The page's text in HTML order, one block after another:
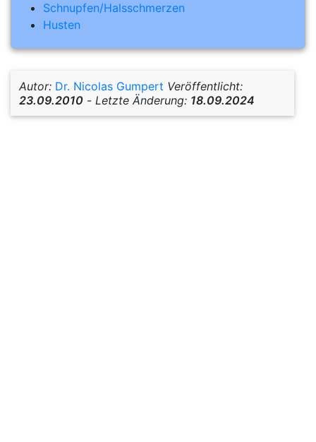
Schnupfen/Halsschmerzen
Husten
Autor: Dr. Nicolas Gumpert Veröffentlicht:
23.09.2010 - Letzte Änderung: 18.09.2024